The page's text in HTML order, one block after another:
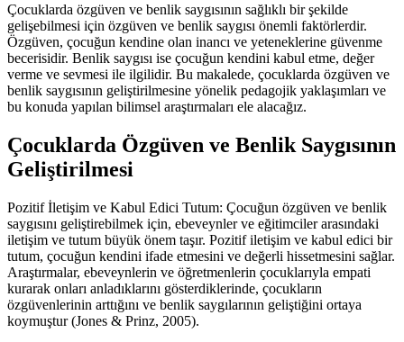
Çocuklarda özgüven ve benlik saygısının sağlıklı bir şekilde
gelişebilmesi için özgüven ve benlik saygısı önemli faktörlerdir.
Özgüven, çocuğun kendine olan inancı ve yeteneklerine güvenme
becerisidir. Benlik saygısı ise çocuğun kendini kabul etme, değer
verme ve sevmesi ile ilgilidir. Bu makalede, çocuklarda özgüven ve
benlik saygısının geliştirilmesine yönelik pedagojik yaklaşımları ve
bu konuda yapılan bilimsel araştırmaları ele alacağız.
Çocuklarda Özgüven ve Benlik Saygısının
Geliştirilmesi
Pozitif İletişim ve Kabul Edici Tutum: Çocuğun özgüven ve benlik
saygısını geliştirebilmek için, ebeveynler ve eğitimciler arasındaki
iletişim ve tutum büyük önem taşır. Pozitif iletişim ve kabul edici bir
tutum, çocuğun kendini ifade etmesini ve değerli hissetmesini sağlar.
Araştırmalar, ebeveynlerin ve öğretmenlerin çocuklarıyla empati
kurarak onları anladıklarını gösterdiklerinde, çocukların
özgüvenlerinin arttığını ve benlik saygılarının geliştiğini ortaya
koymuştur (Jones & Prinz, 2005).